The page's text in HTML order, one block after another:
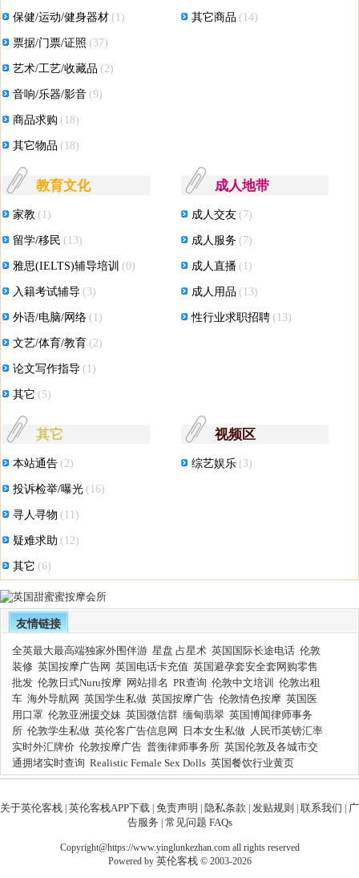
保健/运动/健身器材 (1)
票据/门票/证照 (37)
艺术/工艺/收藏品 (2)
音响/乐器/影音 (9)
商品求购 (18)
其它物品 (18)
其它商品 (14)
教育文化
家教 (1)
留学/移民 (13)
雅思(IELTS)辅导培训 (0)
入籍考试辅导 (3)
外语/电脑/网络 (1)
文艺/体育/教育 (2)
论文写作指导 (1)
其它 (5)
成人地带
成人交友 (7)
成人服务 (7)
成人直播 (1)
成人用品 (13)
性行业求职招聘 (13)
其它
本站通告 (2)
投诉检举/曝光 (16)
寻人寻物 (11)
疑难求助 (12)
其它 (6)
视频区
综艺娱乐 (3)
友情链接
全英最大最高端独家外围伴游 星盘 占星术 英国国际长途电话 伦敦
装修 英国按摩广告网 英国电话卡充值 英国避孕套安全套网购零售
批发 伦敦日式Nuru按摩 网站排名 PR查询 伦敦中文培训
伦敦出租
车 海外导航网 英国学生私做 英国按摩广告 伦敦情色按摩 英国医
用口罩 伦敦亚洲援交妹 英国微信群 缅甸翡翠 英国博闻律师事务
所 伦敦学生私做 英伦客广告信息网 日本女生私做 人民币英镑汇率
实时外汇牌价 伦敦按摩广告 普衡律师事务所 英国伦敦及各城市交
通拥堵实时查询 Realistic Female Sex Dolls 英国餐饮行业黄页
关于英伦客栈 英伦客栈APP下载 免责声明 隐私条款 发贴规则 联系我们
广
告服务 常见问题 FAQs
Copyright@https://www.yinglunkezhan.com all rights reserved
Powered by 英伦客栈 © 2003-2026